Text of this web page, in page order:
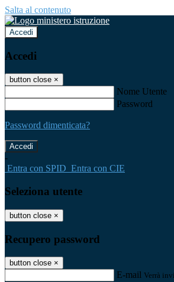
Salta al contenuto
Accedi
Accedi
button close ×
Nome Utente
Password
Password dimenticata?
-
Entra con SPID Entra con CIE
Seleziona utente
button close ×
Recupero password
button close ×
E-mail Verrà